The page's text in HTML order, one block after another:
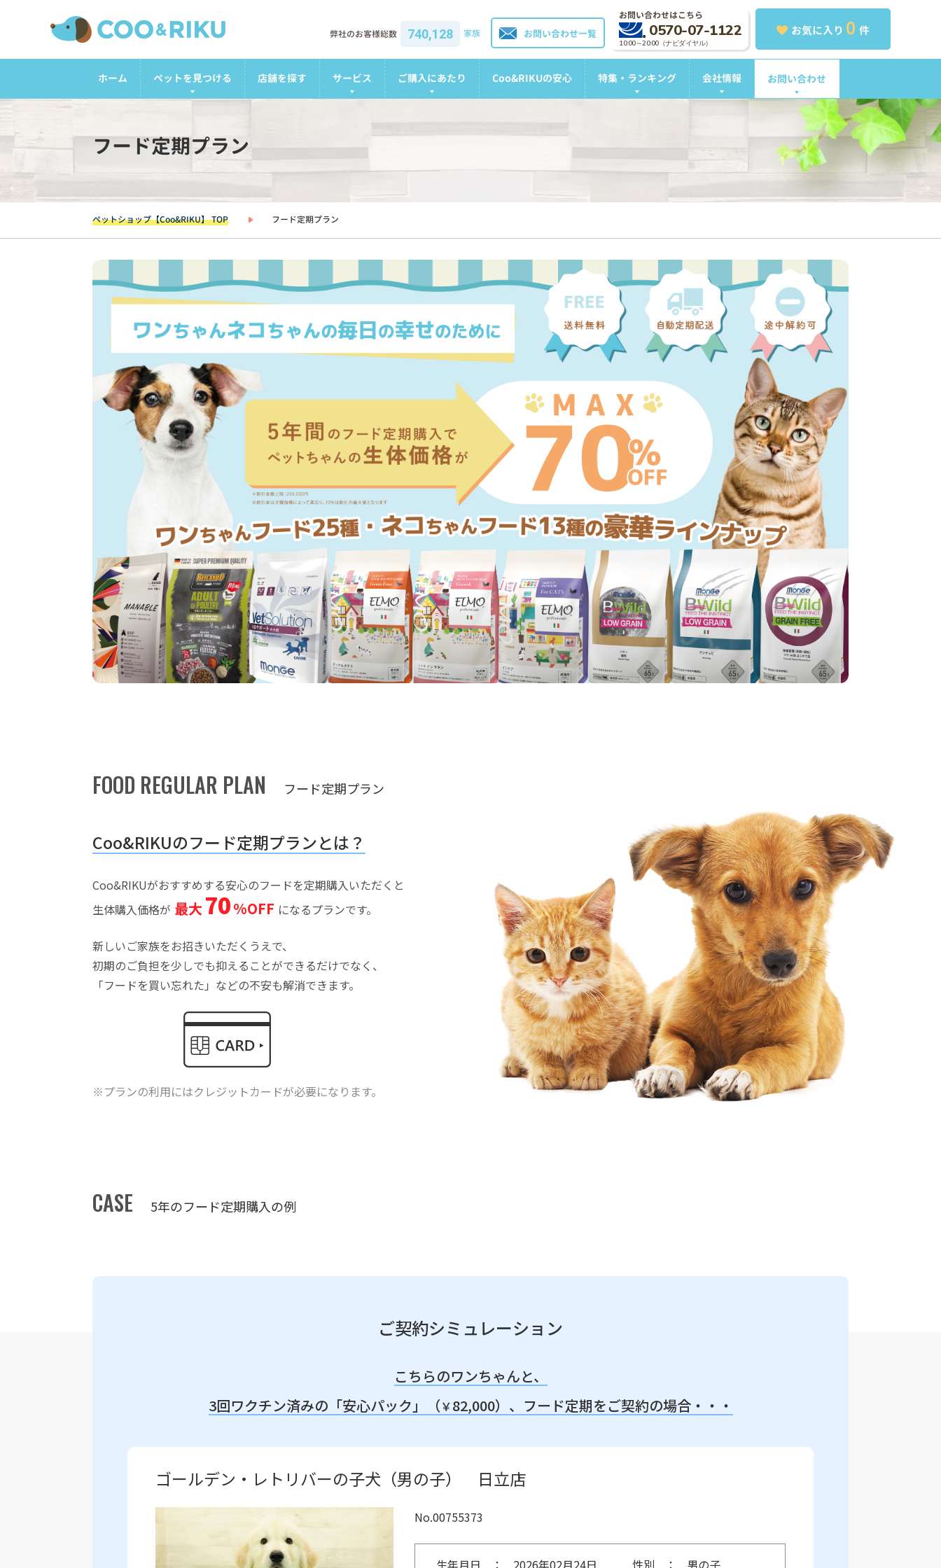
お気に入り 0 件
お問い合わせはこちら
0570-07-1122
10:00～20:00（ナビダイヤル）
お問い合わせ一覧
弊社のお客様総数 740,128 家族
ホーム ペットを見つける 店舗を探す サービス ご購入にあたり Coo&RIKUの安心 特集・ランキング 会社情報 お問い合わせ
フード定期プラン
ペットショップ【Coo&RIKU】 TOP フード定期プラン
FOOD REGULAR PLAN フード定期プラン
Coo&RIKUのフード定期プランとは？
Coo&RIKUがおすすめする安心のフードを定期購入いただくと
生体購入価格が 最大 70%OFF になるプランです。
新しいご家族をお招きいただくうえで、
初期のご負担を少しでも抑えることができるだけでなく、
「フードを買い忘れた」などの不安も解消できます。
※プランの利用にはクレジットカードが必要になります。
CASE 5年のフード定期購入の例
ご契約シミュレーション
こちらのワンちゃんと、
3回ワクチン済みの「安心パック」（￥82,000）、 フード定期をご契約の場合・・・
ゴールデン・レトリバーの子犬（男の子） 日立店
No.00755373
生年月日 2026年02月24日 性別 男の子